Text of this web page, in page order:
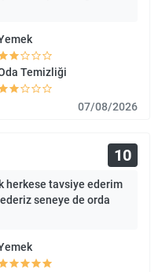
Temizliği
07/08/2026
10
herkese tavsiye ederim
seneye de orda